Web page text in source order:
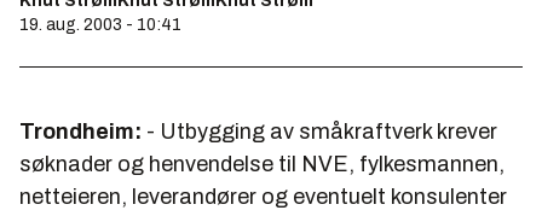
19. aug. 2003 - 10:41
Trondheim: - Utbygging av småkraftverk krever
søknader og henvendelse til NVE, fylkesmannen,
netteieren, leverandører og eventuelt konsulenter